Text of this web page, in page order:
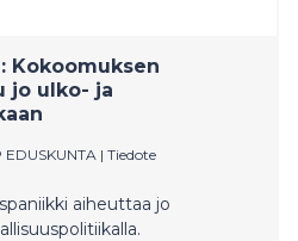
Kokoomuksen
jo ulko- ja
EDUSKUNTA | Tiedote
aiheuttaa jo